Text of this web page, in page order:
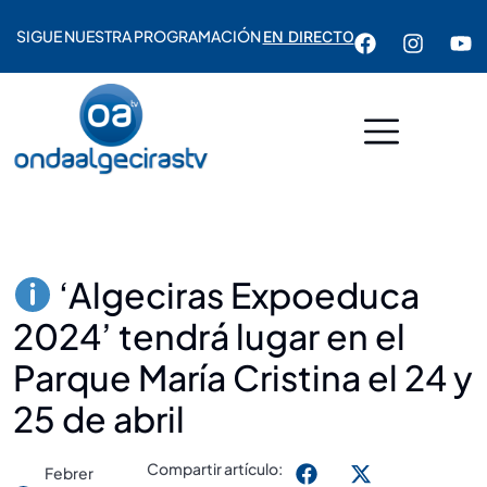
SIGUE NUESTRA PROGRAMACIÓNEN DIRECTO
‘Algeciras Expoeduca
2024’ tendrá lugar en el
Parque María Cristina el 24 y
25 de abril
Febrer
Compartir artículo: